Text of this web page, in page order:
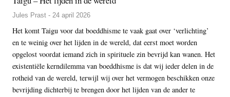
Jules Prast - 24 april 2026
Het komt Taigu voor dat boeddhisme te vaak gaat over ‘verlichting’
en te weinig over het lijden in de wereld, dat eerst moet worden
opgelost voordat iemand zich in spirituele zin bevrijd kan wanen. Het
existentiële kerndilemma van boeddhisme is dat wij ieder delen in de
rotheid van de wereld, terwijl wij over het vermogen beschikken onze
bevrijding dichterbij te brengen door het lijden van de ander te